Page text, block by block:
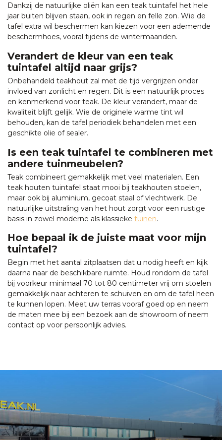
Dankzij de natuurlijke oliën kan een teak tuintafel het hele
jaar buiten blijven staan, ook in regen en felle zon. Wie de
tafel extra wil beschermen kan kiezen voor een ademende
beschermhoes, vooral tijdens de wintermaanden.
Verandert de kleur van een teak
tuintafel altijd naar grijs?
Onbehandeld teakhout zal met de tijd vergrijzen onder
invloed van zonlicht en regen. Dit is een natuurlijk proces
en kenmerkend voor teak. De kleur verandert, maar de
kwaliteit blijft gelijk. Wie de originele warme tint wil
behouden, kan de tafel periodiek behandelen met een
geschikte olie of sealer.
Is een teak tuintafel te combineren met
andere tuinmeubelen?
Teak combineert gemakkelijk met veel materialen. Een
teak houten tuintafel staat mooi bij teakhouten stoelen,
maar ook bij aluminium, gecoat staal of vlechtwerk. De
natuurlijke uitstraling van het hout zorgt voor een rustige
basis in zowel moderne als klassieke tuinen.
Hoe bepaal ik de juiste maat voor mijn
tuintafel?
Begin met het aantal zitplaatsen dat u nodig heeft en kijk
daarna naar de beschikbare ruimte. Houd rondom de tafel
bij voorkeur minimaal 70 tot 80 centimeter vrij om stoelen
gemakkelijk naar achteren te schuiven en om de tafel heen
te kunnen lopen. Meet uw terras vooraf goed op en neem
de maten mee bij een bezoek aan de showroom of neem
contact op voor persoonlijk advies.